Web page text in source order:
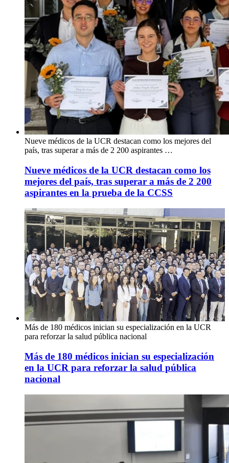
Nueve médicos de la UCR destacan como los mejores del
país, tras superar a más de 2 200 aspirantes …
Nueve médicos de la UCR destacan como los
mejores del país, tras superar a más de 2 200
aspirantes en la prueba de la CCSS
Más de 180 médicos inician su especialización en la UCR
para reforzar la salud pública nacional
Más de 180 médicos inician su especialización
en la UCR para reforzar la salud pública
nacional